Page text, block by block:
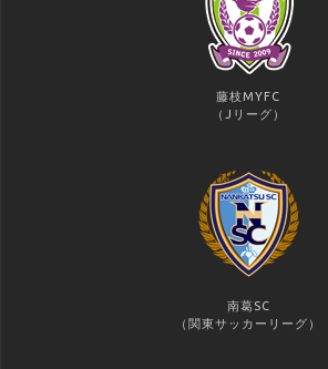
藤枝MYFC
（Jリーグ）
南葛SC
（関東サッカーリーグ）